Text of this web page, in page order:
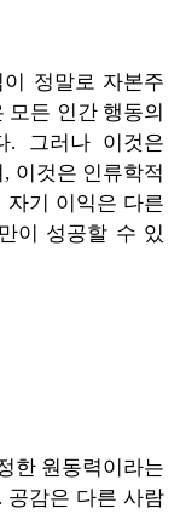
정말로 자본주
모든 인간 행동의
. 그러나 이것은
, 이것은 인류학적
자기 이익은 다른
이 성공할 수 있
한 원동력이라는
. 공감은 다른 사람